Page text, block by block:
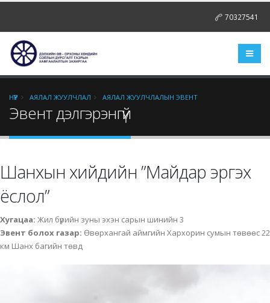
70327541
НҮҮР АЯЛАЛ ЖУУЛЧЛАЛ АЯЛАЛ ЖУУЛЧЛАЛЫН ЭВЕНТ
Эвент дэлгэрэнгүй
Шанхын хийдийн ”Майдар эргэх
ёслол”
Хугацаа: Жил бүрийн зуны эхэн сарын шинийн 3
Эвент болох газар: Өвөрхангай аймгийн Хархорин сумын төвөөс 22
км Шанх багийн төвд